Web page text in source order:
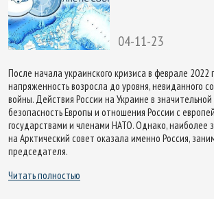
04-11-23
После начала украинского кризиса в феврале 2022
напряженность возросла до уровня, невиданного
войны. Действия России на Украине в
безопасность Европы и отношения России с
государствами и членами НАТО. Однако, наиболее
на Арктический совет оказала именно Россия,
председателя.
Читать полностью